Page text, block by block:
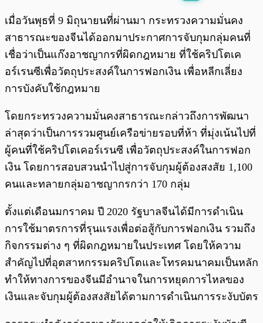
พร้อมเล่น /0:00
เมื่อวันพุธที่ 9 มิถุนายนที่ผ่านมา กระทรวงความมั่นคง
สาธารณะของจีนได้ออกมาประกาศการจับกุมกลุ่มคนที่
เชื่อว่าเป็นแก๊งอาชญากรที่ผิดกฎหมาย ที่ใช้คริปโตเค
อร์เรนซีเพื่อวัตถุประสงค์ในการฟอกเงิน เพื่อหลีกเลี่ยง
การบังคับใช้กฎหมาย
โดยกระทรวงความมั่นคงสาธารณะกล่าวถึงการพัฒนา
ล่าสุดว่าเป็นการรวมศูนย์เครือข่ายรอบที่ห้า ที่มุ่งเน้นไปที่
ผู้คนที่ใช้คริปโตเคอร์เรนซี เพื่อวัตถุประสงค์ในการฟอก
เงิน โดยการสอบสวนนำไปสู่การจับกุมผู้ต้องสงสัย 1,100
คนและทลายกลุ่มอาชญากรกว่า 170 กลุ่ม
ตั้งแต่เดือนมกราคม ปี 2020 รัฐบาลจีนได้มีการดำเนิน
การใช้มาตรการที่รุนแรงเพื่อต่อสู้กับการฟอกเงิน รวมถึง
กิจกรรมต่าง ๆ ที่ผิดกฎหมายในประเทศ โดยให้ความ
สำคัญไปที่อุตสาหกรรมคริปโตและโทรคมนาคมเป็นหลัก
ทำให้ทางการของจีนมีอำนาจในการหยุดการไหลของ
เงินและจับกุมผู้ต้องสงสัยได้ตามการดำเนินการระงับบัตร